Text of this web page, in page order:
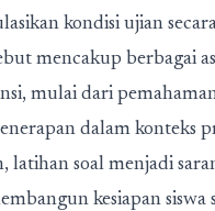
kondisi ujian
mencakup berbagai
mulai dari
dalam konteks
latihan soal menjadi
kesiapan siswa